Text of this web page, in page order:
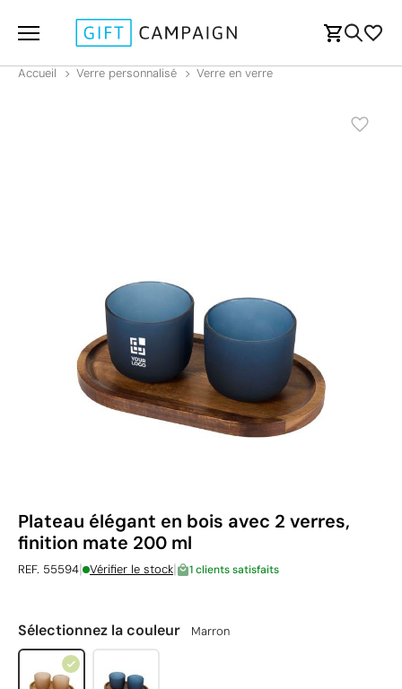
Accueil Verre personnalisé Verre en verre
Plateau élégant en bois avec 2 verres,
finition mate 200 ml
REF. 55594| Vérifier le stock| 1 clients satisfaits
Sélectionnez la couleur Marron